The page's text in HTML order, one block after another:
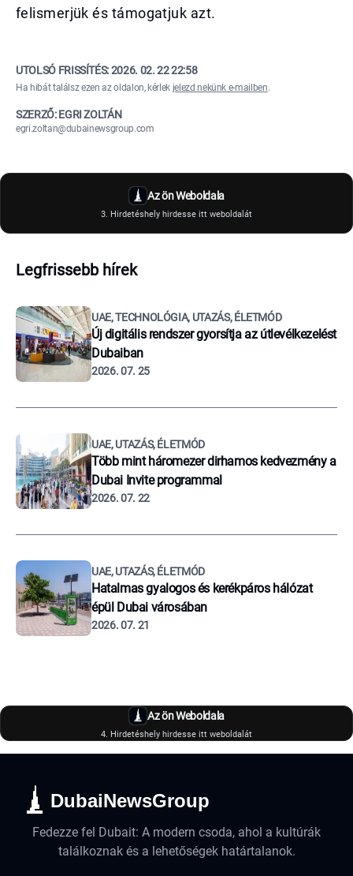
felismerjük és támogatjuk azt.
UTOLSÓ FRISSÍTÉS:2026. 02. 22 22:58
Ha hibát találsz ezen az oldalon, kérlek jelezd nekünk e-mailben.
SZERZŐ: EGRI ZOLTÁN
egri.zoltan@dubainewsgroup.com
Az ön Weboldala
3. Hirdetéshely hirdesse itt weboldalát
Legfrissebb hírek
UAE, TECHNOLÓGIA, UTAZÁS, ÉLETMÓD
Új digitális rendszer gyorsítja az útlevélkezelést
Dubaiban
2026. 07. 25
UAE, UTAZÁS, ÉLETMÓD
Több mint háromezer dirhamos kedvezmény a
Dubai Invite programmal
2026. 07. 22
UAE, UTAZÁS, ÉLETMÓD
Hatalmas gyalogos és kerékpáros hálózat
épül Dubai városában
2026. 07. 21
Az ön Weboldala
4. Hirdetéshely hirdesse itt weboldalát
DubaiNewsGroup
Fedezze fel Dubait: A modern csoda, ahol a kultúrák
találkoznak és a lehetőségek határtalanok.